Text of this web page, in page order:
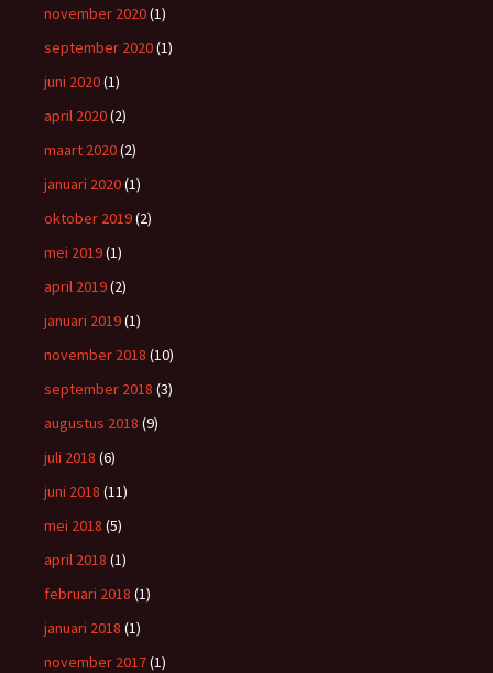
november 2020(1)
september 2020(1)
juni 2020(1)
april 2020(2)
maart 2020(2)
januari 2020(1)
oktober 2019(2)
mei 2019(1)
april 2019(2)
januari 2019(1)
november 2018 (10)
september 2018 (3)
augustus 2018 (9)
juli 2018 (6)
juni 2018 (11)
mei 2018 (5)
april 2018 (1)
februari 2018 (1)
januari 2018 (1)
november 2017(1)